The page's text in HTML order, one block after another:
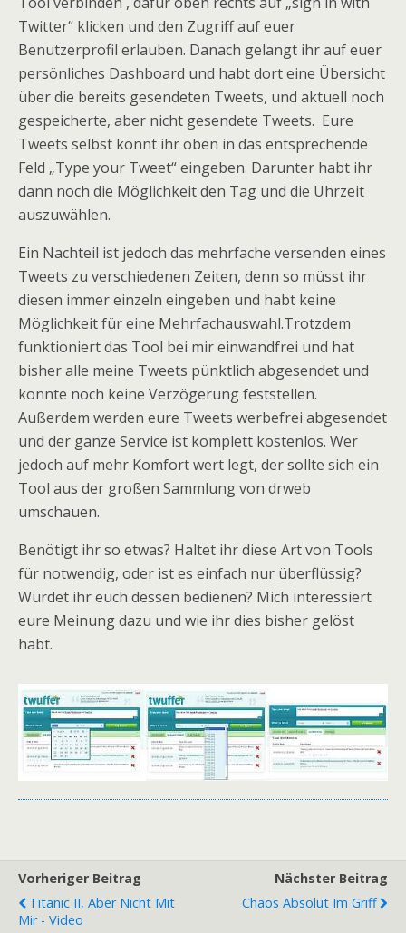
Twitter“ klicken und den Zugriff auf euer
Benutzerprofil erlauben. Danach gelangt ihr auf euer
persönliches Dashboard und habt dort eine Übersicht
über die bereits gesendeten Tweets, und aktuell noch
gespeicherte, aber nicht gesendete Tweets. Eure
Tweets selbst könnt ihr oben in das entsprechende
Feld „Type your Tweet“ eingeben. Darunter habt ihr
dann noch die Möglichkeit den Tag und die Uhrzeit
auszuwählen.
Ein Nachteil ist jedoch das mehrfache versenden eines
Tweets zu verschiedenen Zeiten, denn so müsst ihr
diesen immer einzeln eingeben und habt keine
Möglichkeit für eine Mehrfachauswahl.Trotzdem
funktioniert das Tool bei mir einwandfrei und hat
bisher alle meine Tweets pünktlich abgesendet und
konnte noch keine Verzögerung feststellen.
Außerdem werden eure Tweets werbefrei abgesendet
und der ganze Service ist komplett kostenlos. Wer
jedoch auf mehr Komfort wert legt, der sollte sich ein
Tool aus der großen Sammlung von drweb
umschauen.
Benötigt ihr so etwas? Haltet ihr diese Art von Tools
für notwendig, oder ist es einfach nur überflüssig?
Würdet ihr euch dessen bedienen? Mich interessiert
eure Meinung dazu und wie ihr dies bisher gelöst
habt.
Vorheriger Beitrag
Titanic II, Aber Nicht Mit
Mir - Video
Nächster Beitrag
Chaos Absolut Im Griff